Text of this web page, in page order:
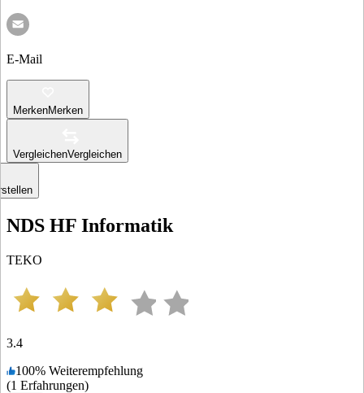
E-Mail
MerkenMerken
VergleichenVergleichen
NDS HF Informatik
TEKO
3.4
100% Weiterempfehlung
(1 Erfahrungen)